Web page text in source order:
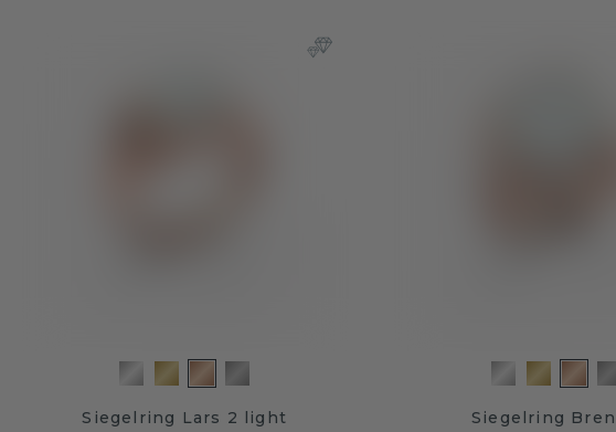
Siegelring Lars 2 light Siegelring